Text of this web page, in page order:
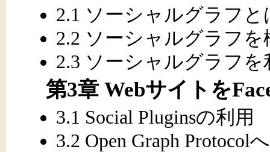
2.1 ソーシャルグラフと
2.2 ソーシャルグラフ
2.3 ソーシャルグラフを
第3章 Webサイトを
3.1 Social Pluginsの利用
3.2 Open Graph Protocol